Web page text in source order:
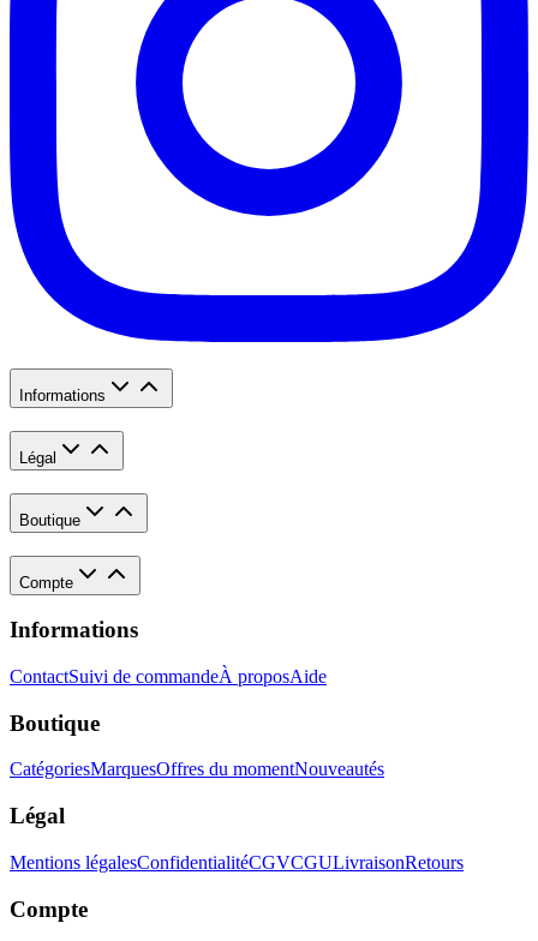
Informations
Légal
Boutique
Compte
Informations
ContactSuivi de commandeÀ proposAide
Boutique
CatégoriesMarquesOffres du momentNouveautés
Légal
Mentions légalesConfidentialitéCGVCGULivraisonRetours
Compte